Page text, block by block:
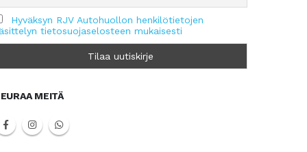
Hyväksyn RJV Autohuollon henkilötietojen
tietosuojaselosteen mukaisesti
MEITÄ